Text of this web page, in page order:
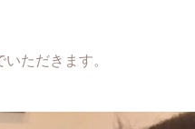
ただきます。